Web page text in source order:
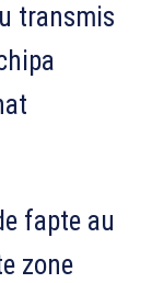
transmis
fapte au
zone